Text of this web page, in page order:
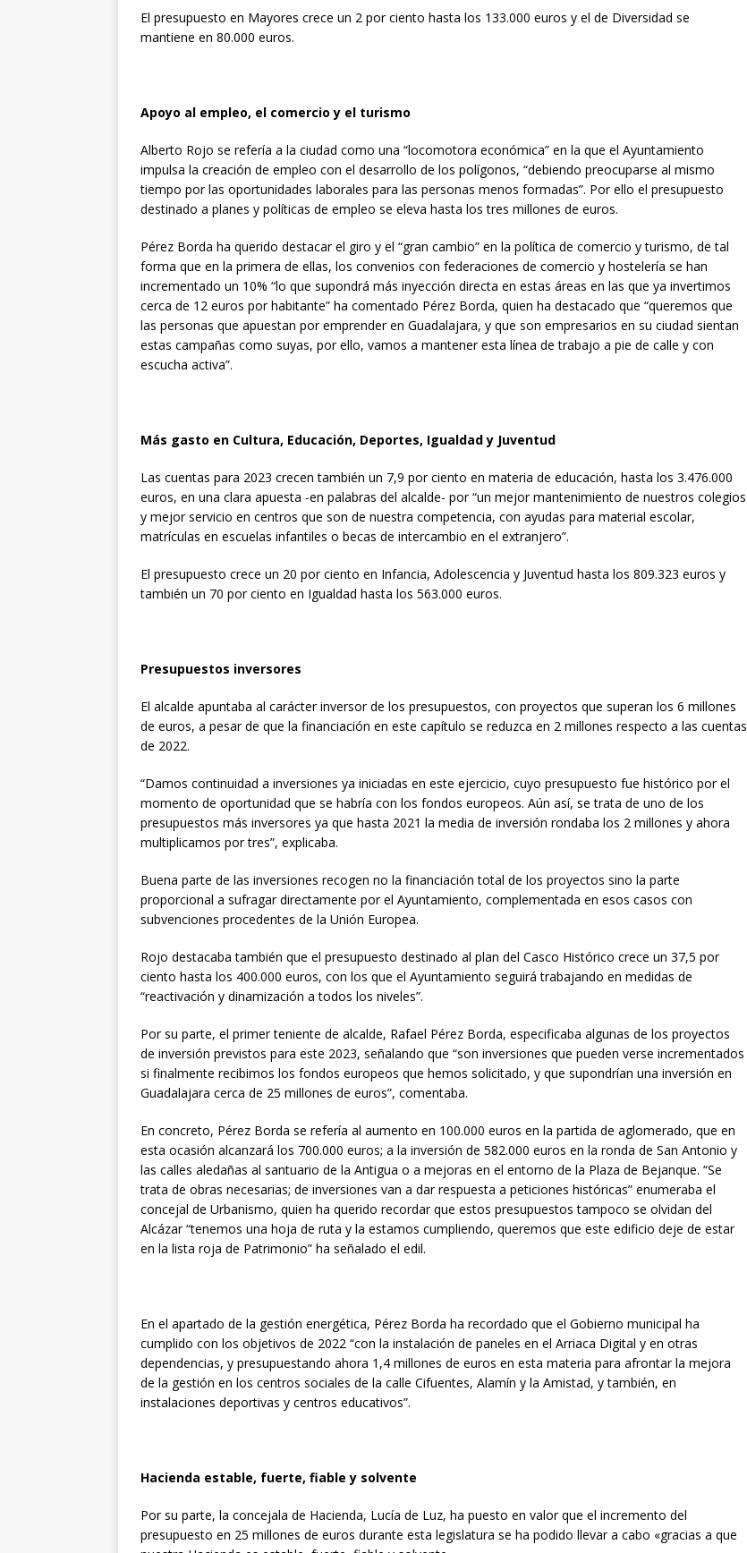
El presupuesto en Mayores crece un 2 por ciento hasta los 133.000 euros y el de Diversidad se
mantiene en 80.000 euros.
Apoyo al empleo, el comercio y el turismo
Alberto Rojo se refería a la ciudad como una “locomotora económica” en la que el Ayuntamiento
impulsa la creación de empleo con el desarrollo de los polígonos, “debiendo preocuparse al mismo
tiempo por las oportunidades laborales para las personas menos formadas”. Por ello el presupuesto
destinado a planes y políticas de empleo se eleva hasta los tres millones de euros.
Pérez Borda ha querido destacar el giro y el “gran cambio” en la política de comercio y turismo, de tal
forma que en la primera de ellas, los convenios con federaciones de comercio y hostelería se han
incrementado un 10% “lo que supondrá más inyección directa en estas áreas en las que ya invertimos
cerca de 12 euros por habitante” ha comentado Pérez Borda, quien ha destacado que “queremos que
las personas que apuestan por emprender en Guadalajara, y que son empresarios en su ciudad sientan
estas campañas como suyas, por ello, vamos a mantener esta línea de trabajo a pie de calle y con
escucha activa”.
Más gasto en Cultura, Educación, Deportes, Igualdad y Juventud
Las cuentas para 2023 crecen también un 7,9 por ciento en materia de educación, hasta los 3.476.000
euros, en una clara apuesta -en palabras del alcalde- por “un mejor mantenimiento de nuestros colegios
y mejor servicio en centros que son de nuestra competencia, con ayudas para material escolar,
matrículas en escuelas infantiles o becas de intercambio en el extranjero”.
El presupuesto crece un 20 por ciento en Infancia, Adolescencia y Juventud hasta los 809.323 euros y
también un 70 por ciento en Igualdad hasta los 563.000 euros.
Presupuestos inversores
El alcalde apuntaba al carácter inversor de los presupuestos, con proyectos que superan los 6 millones
de euros, a pesar de que la financiación en este capítulo se reduzca en 2 millones respecto a las cuentas
de 2022.
“Damos continuidad a inversiones ya iniciadas en este ejercicio, cuyo presupuesto fue histórico por el
momento de oportunidad que se habría con los fondos europeos. Aún así, se trata de uno de los
presupuestos más inversores ya que hasta 2021 la media de inversión rondaba los 2 millones y ahora
multiplicamos por tres”, explicaba.
Buena parte de las inversiones recogen no la financiación total de los proyectos sino la parte
proporcional a sufragar directamente por el Ayuntamiento, complementada en esos casos con
subvenciones procedentes de la Unión Europea.
Rojo destacaba también que el presupuesto destinado al plan del Casco Histórico crece un 37,5 por
ciento hasta los 400.000 euros, con los que el Ayuntamiento seguirá trabajando en medidas de
“reactivación y dinamización a todos los niveles”.
Por su parte, el primer teniente de alcalde, Rafael Pérez Borda, especificaba algunas de los proyectos
de inversión previstos para este 2023, señalando que “son inversiones que pueden verse incrementados
si finalmente recibimos los fondos europeos que hemos solicitado, y que supondrían una inversión en
Guadalajara cerca de 25 millones de euros”, comentaba.
En concreto, Pérez Borda se refería al aumento en 100.000 euros en la partida de aglomerado, que en
esta ocasión alcanzará los 700.000 euros; a la inversión de 582.000 euros en la ronda de San Antonio y
las calles aledañas al santuario de la Antigua o a mejoras en el entorno de la Plaza de Bejanque. “Se
trata de obras necesarias; de inversiones van a dar respuesta a peticiones históricas” enumeraba el
concejal de Urbanismo, quien ha querido recordar que estos presupuestos tampoco se olvidan del
Alcázar “tenemos una hoja de ruta y la estamos cumpliendo, queremos que este edificio deje de estar
en la lista roja de Patrimonio” ha señalado el edil.
En el apartado de la gestión energética, Pérez Borda ha recordado que el Gobierno municipal ha
cumplido con los objetivos de 2022 “con la instalación de paneles en el Arriaca Digital y en otras
dependencias, y presupuestando ahora 1,4 millones de euros en esta materia para afrontar la mejora
de la gestión en los centros sociales de la calle Cifuentes, Alamín y la Amistad, y también, en
instalaciones deportivas y centros educativos”.
Hacienda estable, fuerte, fiable y solvente
Por su parte, la concejala de Hacienda, Lucía de Luz, ha puesto en valor que el incremento del
presupuesto en 25 millones de euros durante esta legislatura se ha podido llevar a cabo «gracias a que